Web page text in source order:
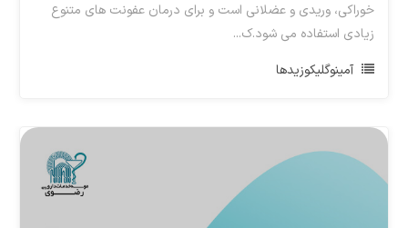
خوراکی، وریدی و عضلانی است و برای درمان عفونت های متنوع
زیادی استفاده می شود.ک...
آمینوگلیکوزیدها